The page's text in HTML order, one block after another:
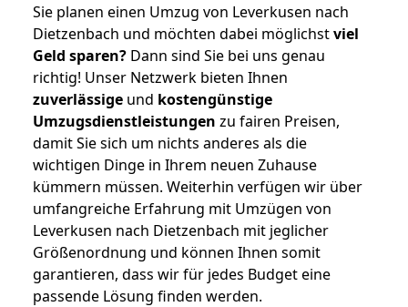
Sie planen einen Umzug von Leverkusen nach
Dietzenbach und möchten dabei möglichstviel
Geld sparen? Dann sind Sie bei uns genau
richtig! Unser Netzwerk bieten Ihnen
zuverlässige und kostengünstige
Umzugsdienstleistungen zu fairen Preisen,
damit Sie sich um nichts anderes als die
wichtigen Dinge in Ihrem neuen Zuhause
kümmern müssen. Weiterhin verfügen wir über
umfangreiche Erfahrung mit Umzügen von
Leverkusen nach Dietzenbach mit jeglicher
Größenordnung und können Ihnen somit
garantieren, dass wir für jedes Budget eine
passende Lösung finden werden.